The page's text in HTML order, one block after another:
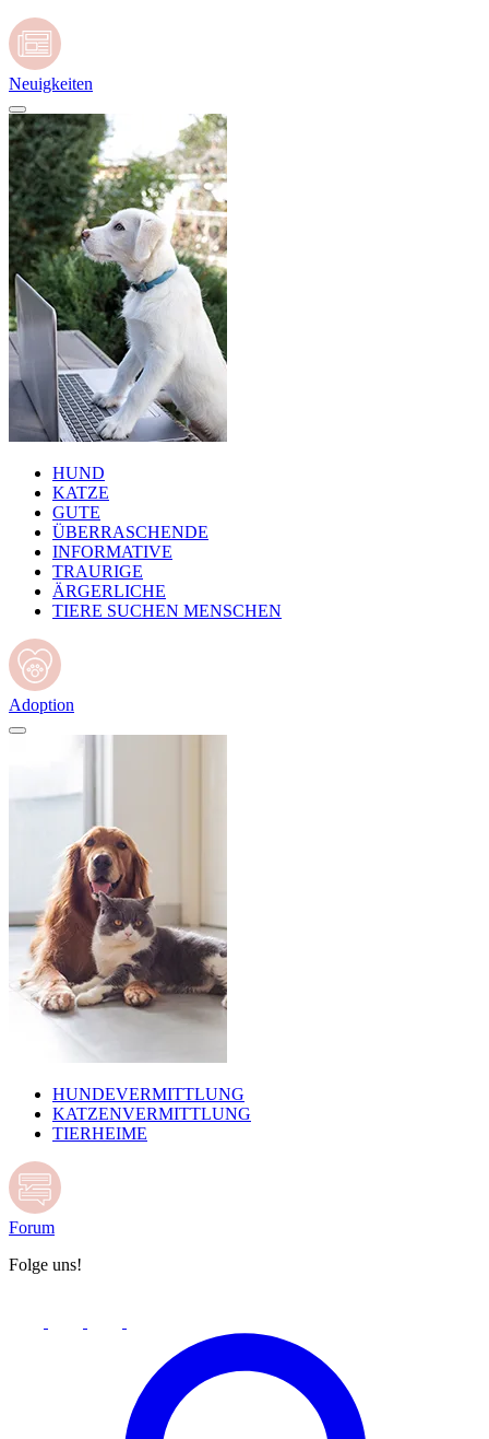
Neuigkeiten
HUND
KATZE
GUTE
ÜBERRASCHENDE
INFORMATIVE
TRAURIGE
ÄRGERLICHE
TIERE SUCHEN MENSCHEN
Adoption
HUNDEVERMITTLUNG
KATZENVERMITTLUNG
TIERHEIME
Forum
Folge uns!